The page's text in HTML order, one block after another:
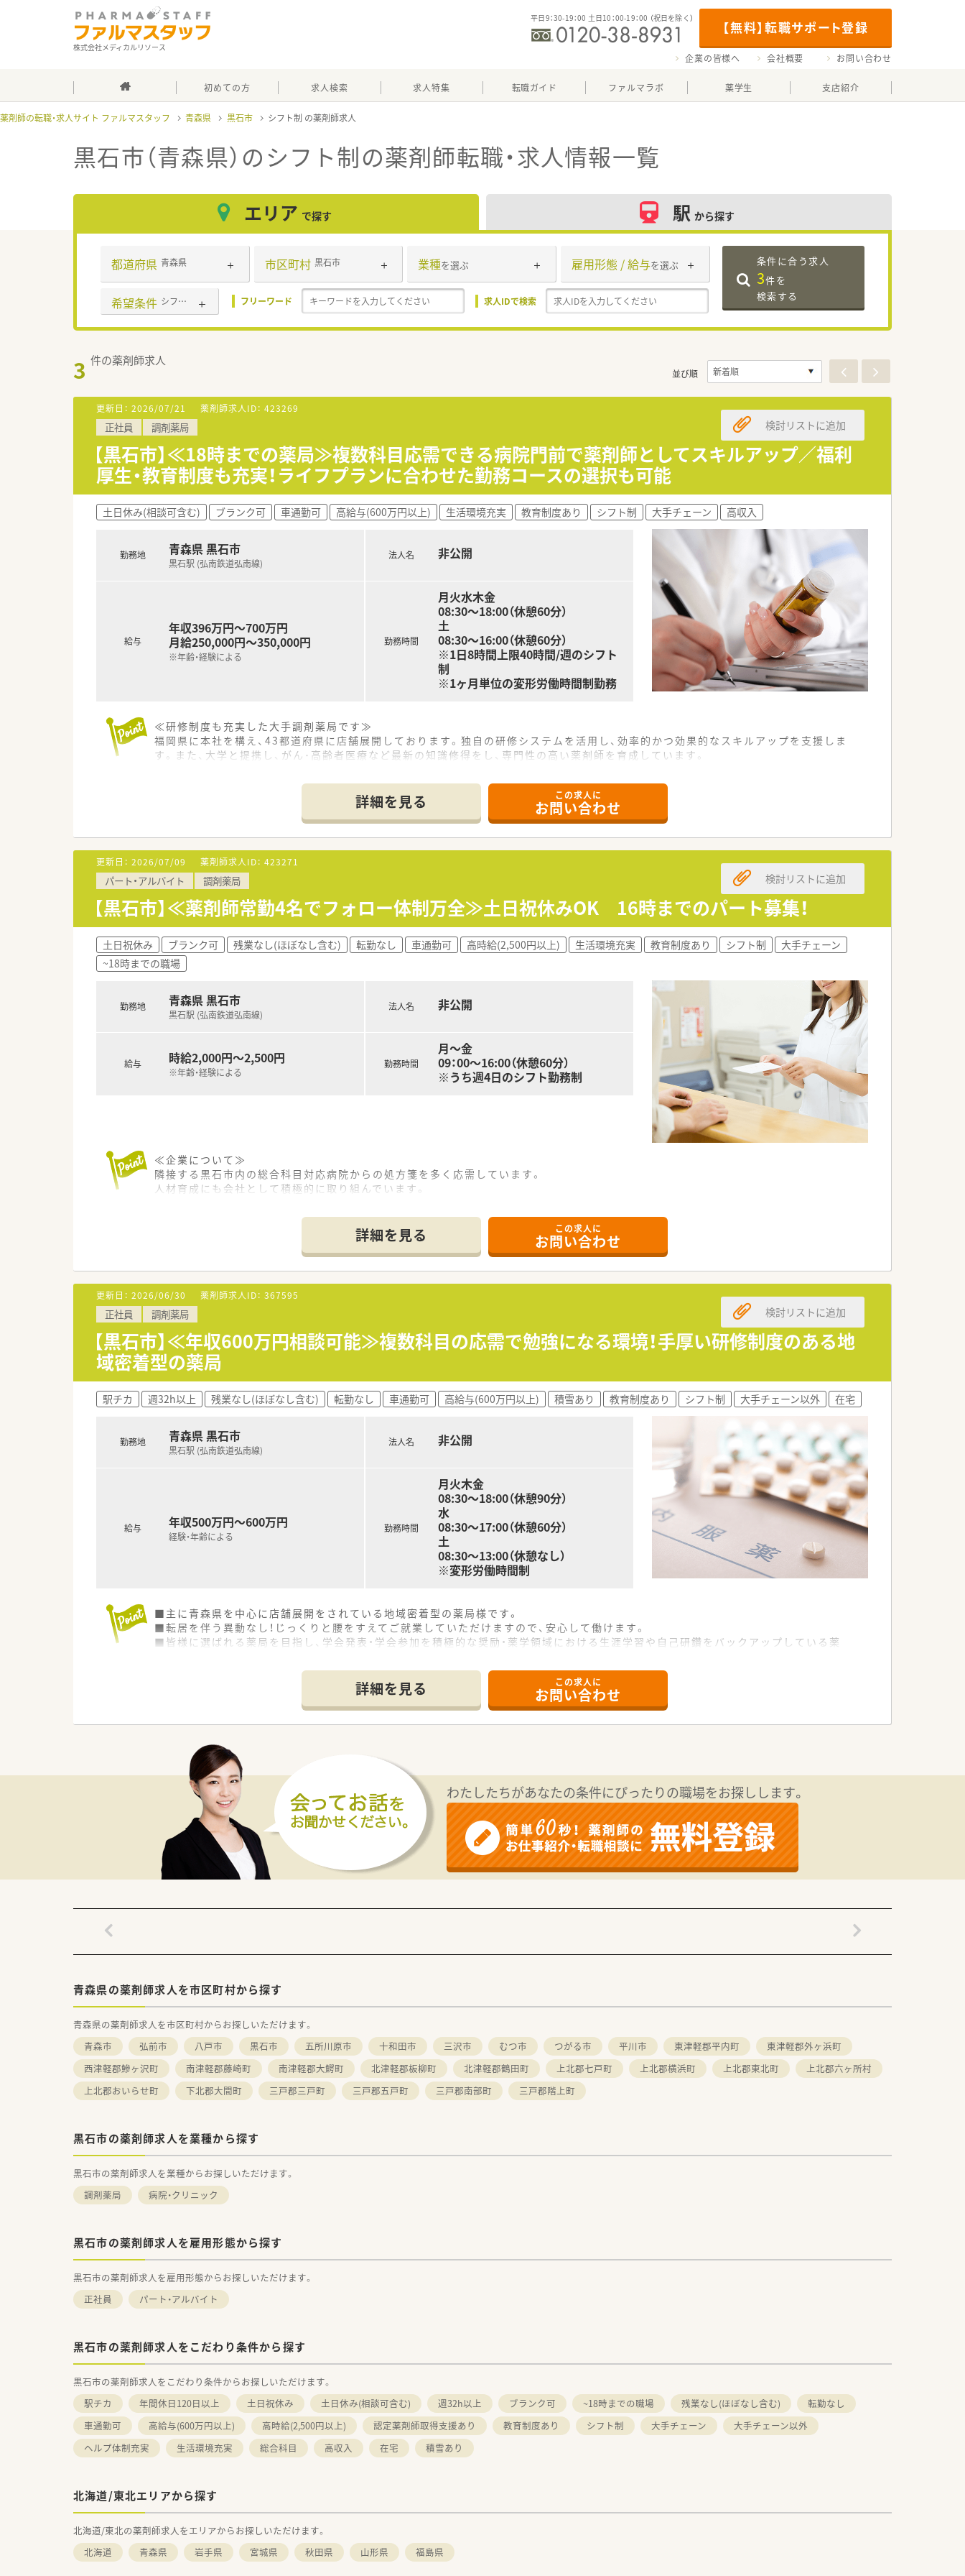
株式会社メディカルリソース
【無料】転職サポート登録
平日9：30-19：00 土日10：00-19：00 （祝日を除く）
企業の皆様へ 会社概要 お問い合わせ
初めての方 求人検索 求人特集 転職ガイド ファルマラボ 薬学生 支店紹介
薬剤師の転職・求人サイト ファルマスタッフ 青森県 黒石市 シフト制
黒石市（青森県）のシフト制の薬剤師転職・求人情報一覧
エリア で探す 駅 から探す
都道府県 青森県 市区町村 黒石市 業種を選ぶ 雇用形態 / 給与を選ぶ
希望条件 シフト制 フリーワード 求人IDで検索
条件に合う求人
3件を
検索する
3 件の薬剤師求人
並び順
更新日： 2026/07/21 薬剤師求人ID： 423269
正社員 調剤薬局
【黒石市】≪18時までの薬局≫複数科目応需できる病院門前で薬剤師としてスキルアップ／福利
厚生・教育制度も充実！ライフプランに合わせた勤務コースの選択も可能
検討リストに追加
土日休み(相談可含む) ブランク可 車通勤可 高給与(600万円以上) 生活環境充実 教育制度あり シフト制 大手チェーン 高収入
勤務地 青森県 黒石市
黒石駅 (弘南鉄道弘南線)
給与
年収396万円～700万円
月給250,000円～350,000円
※年齢・経験による
法人名 非公開
勤務時間
月火水木金
08:30～18:00（休憩60分）
土
08:30～16:00（休憩60分）
※1日8時間上限40時間/週のシフト
制
※1ヶ月単位の変形労働時間制勤務
≪研修制度も充実した大手調剤薬局です≫
福岡県に本社を構え、43都道府県に店舗展開しております。独自の研修システムを活用し、効率的かつ効果的なスキルアップを支援しま
す。また、大学と提携し、がん･高齢者医療など最新の知識修得をし、専門性の高い薬剤師を育成しています。
≪家庭とキャリアの両立を支援≫
例えば、結婚休暇や配偶者出産休暇、連続休暇やボランティア休暇など結婚・育児・介護など様々なライフイベントと仕事が両立できるよ
う、取り入れております。また、子育て世代応援の具体策を実施し厚労省からも認定マークを取得しております。
≪店舗について≫
大変広々とした調剤室と薬局内。OTCやお薬以外にも、地域の方の為に多くの医療グッズを取り揃えています。患者様の負担軽減や感染
症対策を考え、ドライブスルーも設置されております。居宅在宅も対応し、薬剤師としての知識と経験を培える環境です。
≪こんな方にオススメ≫
・充実した保障・福利厚生・財形貯蓄のある環境で安定勤務を希望する方
・調剤設備もしっかり整った環境で調剤業務に集中したい方
・全体的に若い年代の方と目標もってお仕事されたい方
詳細を見る この求人に
お問い合わせ
更新日： 2026/07/09 薬剤師求人ID： 423271
パート・アルバイト 調剤薬局
【黒石市】≪薬剤師常勤4名でフォロー体制万全≫土日祝休みOK 16時までのパート募集！
検討リストに追加
土日祝休み ブランク可 残業なし(ほぼなし含む) 転勤なし 車通勤可 高時給(2,500円以上) 生活環境充実 教育制度あり シフト制
大手チェーン
~18時までの職場
勤務地 青森県 黒石市
黒石駅 (弘南鉄道弘南線)
給与 時給2,000円～2,500円
※年齢・経験による
法人名 非公開
勤務時間
月～金
09：00～16:00（休憩60分）
※うち週4日のシフト勤務制
≪企業について≫
隣接する黒石市内の総合科目対応病院からの処方箋を多く応需しています。
人材育成にも会社として積極的に取り組んでいます。
厚生労働省が示した「患者のための薬局ビジョン」において求められている項目に対し、独自の研修体制を整備。
階層別に達成項目を設定し、座学だけではなく行動もあわせて全体的なスキルアップができます。
管理薬剤師は30代の頼りがいある男性。
患者様もご高齢の方が多い為、勤務されている方々は基本的に皆さん穏やかにお話しをされるので丁寧に指導していただけます。
じっくりスキルアップをしていきたい方に大変オススメです。
詳細を見る この求人に
お問い合わせ
更新日： 2026/06/30 薬剤師求人ID： 367595
正社員 調剤薬局
【黒石市】≪年収600万円相談可能≫複数科目の応需で勉強になる環境！手厚い研修制度のある地
域密着型の薬局
検討リストに追加
駅チカ 週32h以上 残業なし(ほぼなし含む) 転勤なし 車通勤可 高給与(600万円以上) 積雪あり 教育制度あり シフト制 大手チェーン以外 在宅
勤務地 青森県 黒石市
黒石駅 (弘南鉄道弘南線)
給与 年収500万円～600万円
経験・年齢による
法人名 非公開
勤務時間
月火木金
08:30～18:00（休憩90分）
水
08:30～17:00（休憩60分）
土
08:30～13:00（休憩なし）
※変形労働時間制
■主に青森県を中心に店舗展開をされている地域密着型の薬局様です。
■転居を伴う異動なし！じっくりと腰をすえてご就業していただけますので、安心して働けます。
■皆様に選ばれる薬局を目指し、学会発表・学会参加を積極的な奨励・薬学領域における生涯学習や自己研鑽をバックアップしている薬
詳細を見る この求人に
お問い合わせ
わたしたちがあなたの条件にぴったりの職場をお探しします。
青森県の薬剤師求人を市区町村から探す
青森県の薬剤師求人を市区町村からお探しいただけます。
青森市
弘前市 八戸市 黒石市 五所川原市 十和田市 三沢市 むつ市 つがる市 平川市 東津軽郡平内町
東津軽郡外ヶ浜町
西津軽郡鰺ヶ沢町
南津軽郡藤崎町 南津軽郡大鰐町 北津軽郡板柳町 北津軽郡鶴田町 上北郡七戸町 上北郡横浜町 上北郡東北町
上北郡六ヶ所村
上北郡おいらせ町
下北郡大間町 三戸郡三戸町 三戸郡五戸町 三戸郡南部町 三戸郡階上町
黒石市の薬剤師求人を業種から探す
黒石市の薬剤師求人を業種からお探しいただけます。
調剤薬局
病院・クリニック
黒石市の薬剤師求人を雇用形態から探す
黒石市の薬剤師求人を雇用形態からお探しいただけます。
正社員
パート・アルバイト
黒石市の薬剤師求人をこだわり条件から探す
黒石市の薬剤師求人をこだわり条件からお探しいただけます。
駅チカ
年間休日120日以上 土日祝休み 土日休み(相談可含む) 週32h以上 ブランク可 ~18時までの職場 残業なし(ほぼなし含む)
転勤なし
車通勤可
高給与(600万円以上) 高時給(2,500円以上) 認定薬剤師取得支援あり 教育制度あり シフト制 大手チェーン
大手チェーン以外
ヘルプ体制充実
生活環境充実 総合科目 高収入 在宅 積雪あり
北海道/東北エリアから探す
北海道/東北の薬剤師求人をエリアからお探しいただけます。
北海道
青森県 岩手県 宮城県 秋田県 山形県 福島県